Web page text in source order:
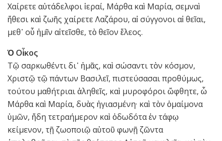
Χαίρετε αὐτάδελφοι ἱεραί, Μάρθα καὶ Μαρία, σεμναὶ
ἤθεσι καὶ ζωῆς χαίρετε Λαζάρου, αἱ σύγγονοι αἱ θεῖαι,
μεθ᾿ οὗ ἡμῖν αἰτεῖσθε, τὸ θεῖον ἔλεος.
Ὁ Οἶκος
Τῷ σαρκωθέντι δι᾿ ἡμᾶς, καὶ σώσαντι τὸν κόσμον,
Χριστῷ τῷ πάντων Βασιλεῖ, πιστεύσασαι προθύμως,
τούτου μαθήτριαι ἀληθεῖς, καὶ μυροφόροι ὤφθητε, ὦ
Μάρθα καὶ Μαρία, δυὰς ἡγιασμένη· καὶ τὸν ὁμαίμονα
ὑμῶν, ἤδη τετραήμερον καὶ ὀδωδότα ἐν τάφῳ
κείμενον, τῇ ζωοποιῷ αὐτοῦ φωνῇ ζῶντα